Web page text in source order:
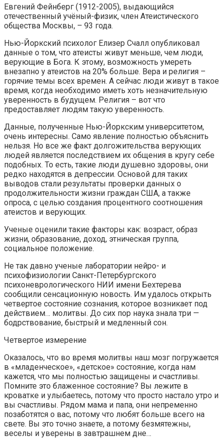
Евгений Фейнберг (1912-2005), выдающийся
отечественный учёный-физик, член Атеистического
общества Москвы, – 93 года.
Нью-Йоркский психолог Елизер Счалл опубликовал
данные о том, что атеисты живут меньше, чем люди,
верующие в Бога. К этому, возможность умереть
внезапно у атеистов на 20% больше. Вера и религия –
горячие темы всех времен. А сейчас люди живут в такое
время, когда необходимо иметь хоть незначительную
уверенность в будущем. Религия – вот что
предоставляет людям такую уверенность.
Данные, полученные Нью-Йоркским университетом,
очень интересны. Само явление полностью объяснить
нельзя. Но все же факт долгожительства верующих
людей является последствием их общения в кругу себе
подобных. То есть, такие люди душевно здоровы, они
редко находятся в депрессии. Основой для таких
выводов стали результаты проверки данных о
продолжительности жизни граждан США, а также
опроса, с целью создания процентного соотношения
атеистов и верующих.
Ученые оценили такие факторы как: возраст, образ
жизни, образование, доход, этническая группа,
социальное положение.
Не так давно ученые лаборатории нейро- и
психофизиологии Санкт-Петербургского
психоневрологического НИИ имени Бехтерева
сообщили сенсационную новость. Им удалось открыть
четвертое состояние сознания, которое возникает под
действием… молитвы. До сих пор наука знала три —
бодрствование, быстрый и медленный сон.
Четвертое измерение
Оказалось, что во время молитвы наш мозг погружается
в «младенческое», «детское» состояние, когда нам
кажется, что мы полностью защищены и счастливы.
Помните это блаженное состояние? Вы лежите в
кроватке и улыбаетесь, потому что просто настало утро и
вы счастливы. Рядом мама и папа, они непременно
позаботятся о вас, потому что любят больше всего на
свете. Вы это точно знаете, а потому безмятежны,
веселы и уверены в завтрашнем дне…